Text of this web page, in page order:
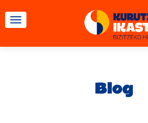
CAMBIAR NAVEGACIÓN
Blog